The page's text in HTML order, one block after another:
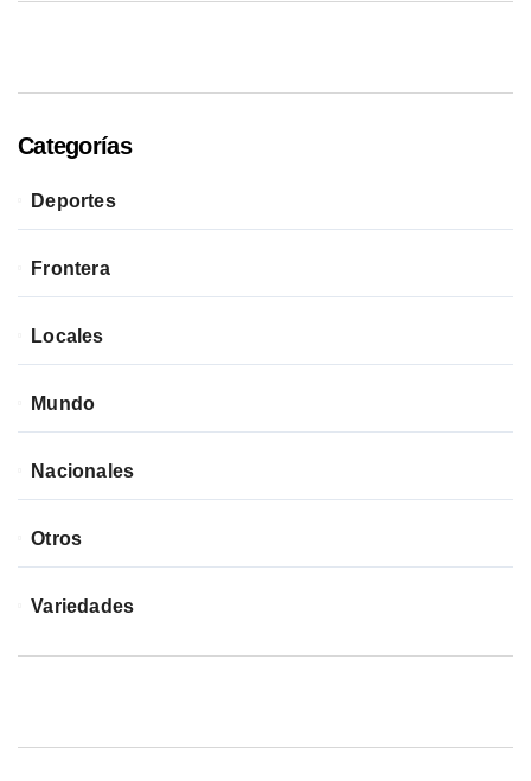
Categorías
Deportes
Frontera
Locales
Mundo
Nacionales
Otros
Variedades